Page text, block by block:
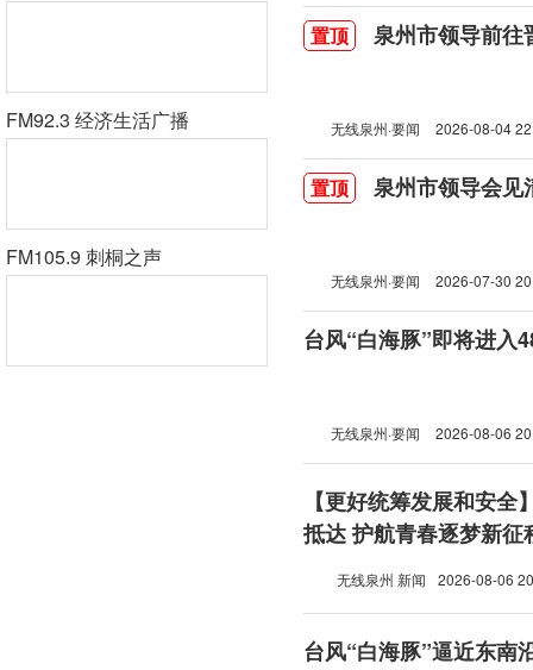
FM92.3 经济生活广播
FM105.9 刺桐之声
置顶 泉州市领导前往
无线泉州·要闻 2026-08-04
置顶 泉州市领导会见
无线泉州·要闻 2026-07-30
台风“白海豚”即将进入
无线泉州·要闻 2026-08-06
【更好统筹发展和安全
抵达 护航青春逐梦新征
无线泉州 新闻 2026-08-06
台风“白海豚”逼近东南